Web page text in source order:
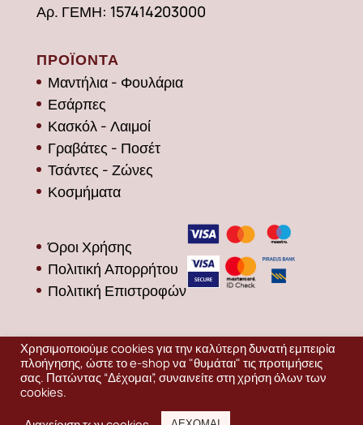
Αρ. ΓΕΜΗ: 157414203000
ΠΡΟΪΟΝΤΑ
Μαντήλια - Φουλάρια
Εσάρπες
Κασκόλ - Λαιμοί
Γραβάτες - Ποσέτ
Τσάντες - Ζώνες
Κοσμήματα
Όροι Χρήσης
Πολιτική Απορρήτου
Πολιτική Επιστροφών
ProductionEDINET
Χρησιμοποιούμε cookies για την καλύτερη δυνατή εμπειρία
πλοήγησης, ώστε το e-shop να "θυμάται" τις προτιμήσεις
σας. Πατώντας “Δέχομαι”, συναινείτε στη χρήση όλων των
cookies.